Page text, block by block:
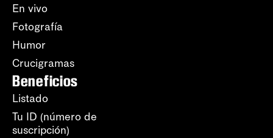
En vivo
Fotografía
Humor
Crucigramas
Beneficios
Listado
Tu ID (número de
suscripción)